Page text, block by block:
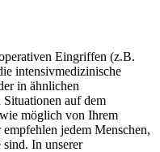
Eingriffen (z.B.
intensivmedizinische
in ähnlichen
auf dem
möglich von Ihrem
jedem Menschen,
In unserer